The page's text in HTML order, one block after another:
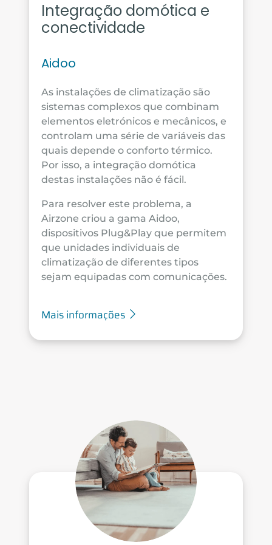
Integração domótica e
conectividade
Aidoo
As instalações de climatização são
sistemas complexos que combinam
elementos eletrónicos e mecânicos, e
controlam uma série de variáveis das
quais depende o conforto térmico.
Por isso, a integração domótica
destas instalações não é fácil.
Para resolver este problema, a
Airzone criou a gama Aidoo,
dispositivos Plug&Play que permitem
que unidades individuais de
climatização de diferentes tipos
sejam equipadas com comunicações.
Mais informações